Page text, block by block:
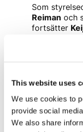
This website uses
We use cookies to
provide social
We also share
Som
Reiman och
fortsätter
Kategorier:
Dela